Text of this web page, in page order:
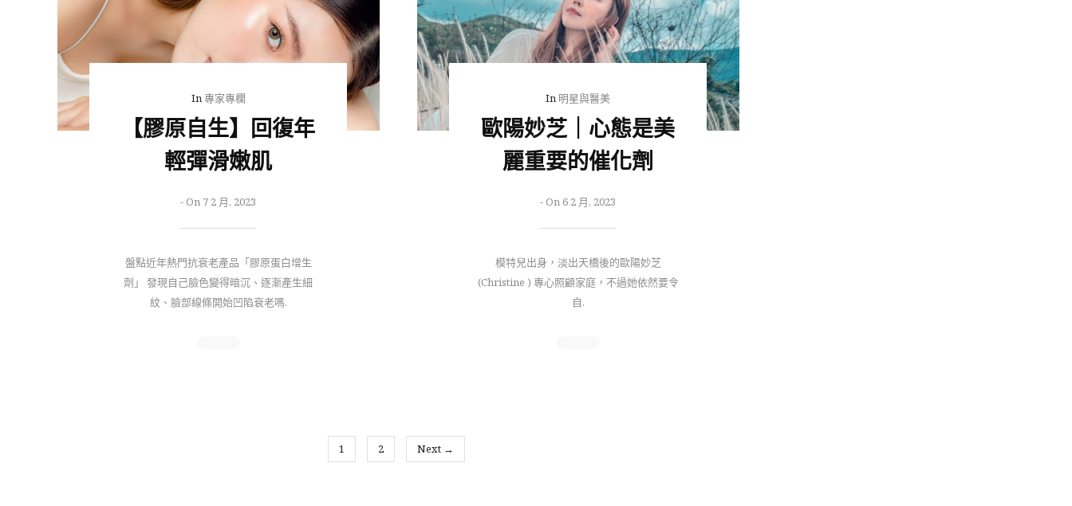
In專家專欄
【膠原自生】回復年
輕彈滑嫩肌
- On 7 2 月, 2023
盤點近年熱門抗衰老產品「膠原蛋白增生
劑」 發現自己臉色變得暗沉、逐漸產生細
紋、臉部線條開始凹陷衰老嗎.
In 明星與醫美
歐陽妙芝｜心態是美
麗重要的催化劑
- On 6 2 月, 2023
模特兒出身，淡出天橋後的歐陽妙芝
(Christine ) 專心照顧家庭，不過她依然要令
自.
1 2 Next →